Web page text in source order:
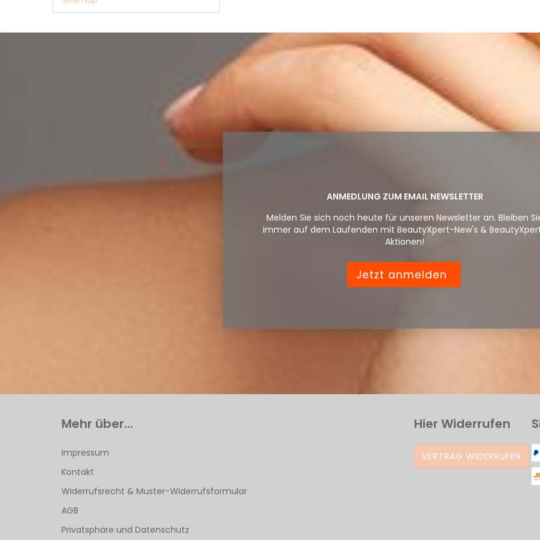
ANMEDLUNG ZUM EMAIL NEWSLETTER
Melden Sie sich noch heute für unseren Newsletter an. Bleiben
immer auf dem Laufenden mit BeautyXpert-New's &
Aktionen!
Jetzt anmelden
Mehr über...
Impressum
Kontakt
Widerrufsrecht & Muster-Widerrufsformular
AGB
Privatsphäre und Datenschutz
Hier Widerrufen
VERTRAG WIDERRUFEN